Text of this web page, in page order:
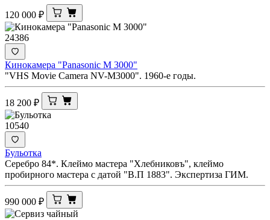
120 000 ₽
24386
Кинокамера "Panasonic M 3000"
"VHS Movie Camera NV-M3000". 1960-е годы.
18 200 ₽
10540
Бульотка
Серебро 84*. Клеймо мастера "Хлебниковъ", клеймо
пробирного мастера с датой "В.П 1883". Экспертиза ГИМ.
990 000 ₽